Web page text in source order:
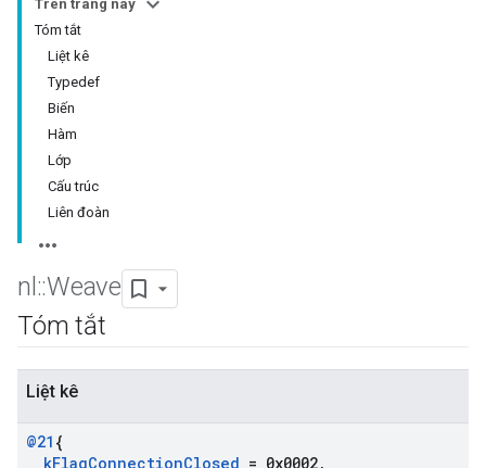
Trên trang này
Tóm tắt
Liệt kê
Typedef
Biến
Hàm
Lớp
Cấu trúc
Liên đoàn
nl ::Weave
Tóm tắt
Liệt kê
@21 {
kFlagConnectionClosed = 0x0002,